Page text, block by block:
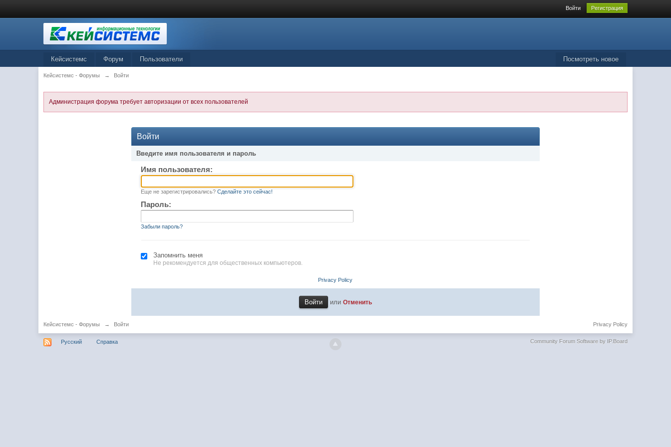
Войти Регистрация
Посмотреть новое
Кейсистемс Форум Пользователи
Кейсистемс - Форумы → Войти
Администрация форума требует авторизации от всех пользователей
Войти
Введите имя пользователя и пароль
Имя пользователя:
Еще не зарегистрировались? Сделайте это сейчас!
Пароль:
Забыли пароль?
Запомнить меня
Не рекомендуется для общественных компьютеров.
Privacy Policy
или Отменить
Кейсистемс - Форумы → Войти Privacy Policy
Русский Справка Community Forum Software by IP.Board